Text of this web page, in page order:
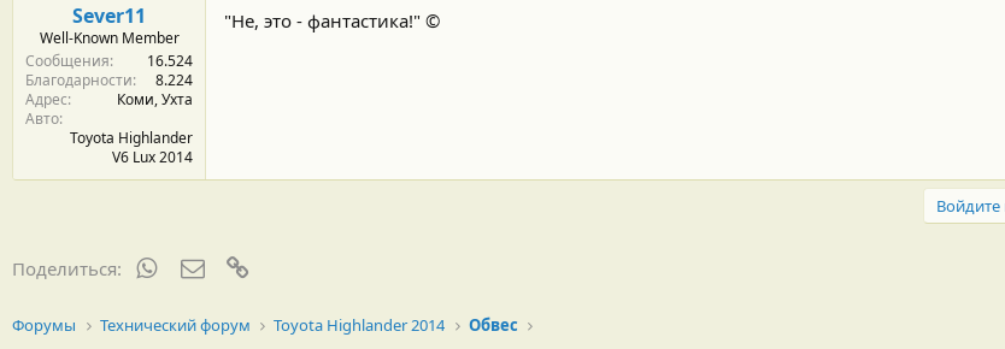
Sever11
Well-Known Member
Сообщения
16.524
Благодарности
8.224
Адрес
Коми, Ухта
Авто
Toyota Highlander
V6 Lux 2014
"Не, это - фантастика!" ©
Войдите
Поделиться: WhatsAppЭлектронная почта
Форумы Технический форум Toyota Highlander 2014 Обвес